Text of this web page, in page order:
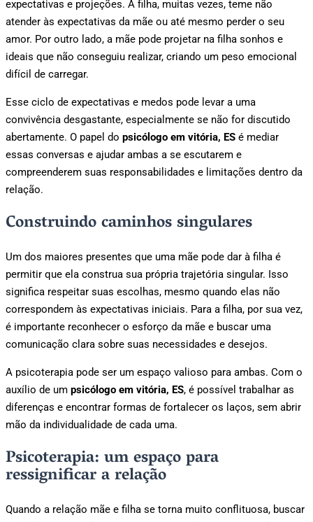
expectativas e projeções. A filha, muitas vezes, teme não
atender às expectativas da mãe ou até mesmo perder o seu
amor. Por outro lado, a mãe pode projetar na filha sonhos e
ideais que não conseguiu realizar, criando um peso emocional
difícil de carregar.
Esse ciclo de expectativas e medos pode levar a uma
convivência desgastante, especialmente se não for discutido
abertamente. O papel do psicólogo em vitória, ES é mediar
essas conversas e ajudar ambas a se escutarem e
compreenderem suas responsabilidades e limitações dentro da
relação.
Construindo caminhos singulares
Um dos maiores presentes que uma mãe pode dar à filha é
permitir que ela construa sua própria trajetória singular. Isso
significa respeitar suas escolhas, mesmo quando elas não
correspondem às expectativas iniciais. Para a filha, por sua vez,
é importante reconhecer o esforço da mãe e buscar uma
comunicação clara sobre suas necessidades e desejos.
A psicoterapia pode ser um espaço valioso para ambas. Com o
auxílio de um psicólogo em vitória, ES, é possível trabalhar as
diferenças e encontrar formas de fortalecer os laços, sem abrir
mão da individualidade de cada uma.
Psicoterapia: um espaço para
ressignificar a relação
Quando a relação mãe e filha se torna muito conflituosa, buscar